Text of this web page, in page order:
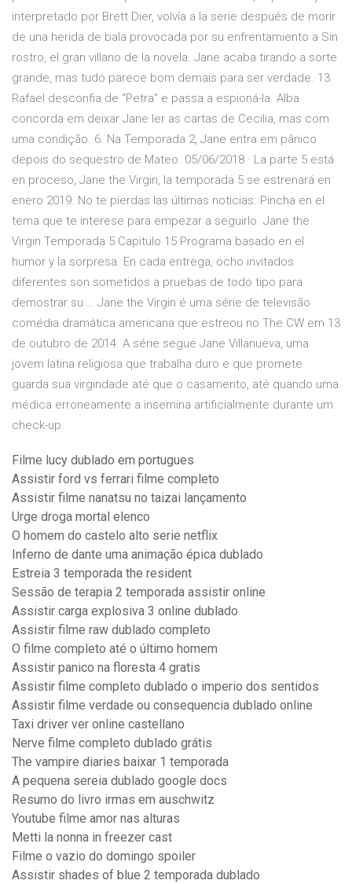
interpretado por Brett Dier, volvía a la serie después de morir
de una herida de bala provocada por su enfrentamiento a Sin
rostro, el gran villano de la novela. Jane acaba tirando a sorte
grande, mas tudo parece bom demais para ser verdade. 13.
Rafael desconfia de “Petra” e passa a espioná-la. Alba
concorda em deixar Jane ler as cartas de Cecilia, mas com
uma condição. 6. Na Temporada 2, Jane entra em pânico
depois do sequestro de Mateo. 05/06/2018 · La parte 5 está
en proceso, Jane the Virgin, la temporada 5 se estrenará en
enero 2019. No te pierdas las últimas noticias. Pincha en el
tema que te interese para empezar a seguirlo. Jane the
Virgin Temporada 5 Capitulo 15 Programa basado en el
humor y la sorpresa. En cada entrega, ocho invitados
diferentes son sometidos a pruebas de todo tipo para
demostrar su … Jane the Virgin é uma série de televisão
comédia dramática americana que estreou no The CW em 13
de outubro de 2014. A série segue Jane Villanueva, uma
jovem latina religiosa que trabalha duro e que promete
guarda sua virgindade até que o casamento, até quando uma
médica erroneamente a insemina artificialmente durante um
check-up.
Filme lucy dublado em portugues
Assistir ford vs ferrari filme completo
Assistir filme nanatsu no taizai lançamento
Urge droga mortal elenco
O homem do castelo alto serie netflix
Inferno de dante uma animação épica dublado
Estreia 3 temporada the resident
Sessão de terapia 2 temporada assistir online
Assistir carga explosiva 3 online dublado
Assistir filme raw dublado completo
O filme completo até o último homem
Assistir panico na floresta 4 gratis
Assistir filme completo dublado o imperio dos sentidos
Assistir filme verdade ou consequencia dublado online
Taxi driver ver online castellano
Nerve filme completo dublado grátis
The vampire diaries baixar 1 temporada
A pequena sereia dublado google docs
Resumo do livro irmas em auschwitz
Youtube filme amor nas alturas
Metti la nonna in freezer cast
Filme o vazio do domingo spoiler
Assistir shades of blue 2 temporada dublado